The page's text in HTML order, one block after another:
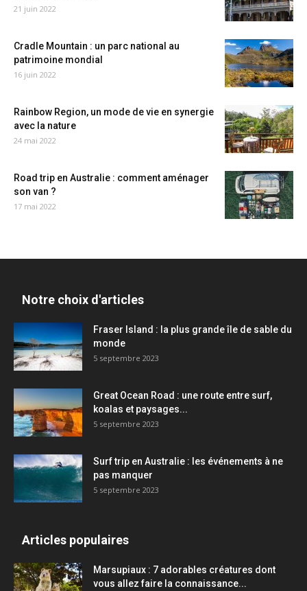
21 juin 2022
Cradle Mountain : un parc national au
patrimoine mondial
16 juin 2022
Rainbow Region, un mode de vie en synergie
avec la nature
24 mai 2022
Road trip en Australie : comment aménager
son van ?
17 mai 2022
Notre choix d'articles
Fraser Island : la plus grande île de sable du
monde
5 septembre 2023
Great Ocean Road : une route entre surf,
koalas et paysages...
5 septembre 2023
Surf trip en Australie : les événements à ne
pas manquer
5 septembre 2023
Articles populaires
Marsupiaux : 7 adorables créatures dont
vous allez faire la connaissance...